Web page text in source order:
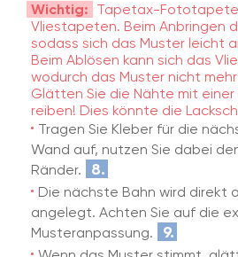
Wichtig: Tapetax-
Vliestapeten. Beim Anbringen
sodass sich das Muster leicht
Beim Ablösen kann sich das
wodurch das Muster nicht
Glätten Sie die Nähte mit
reiben! Dies könnte die
Tragen Sie Kleber für die
Wand auf, nutzen Sie dabei
Ränder.
8.
Die nächste Bahn wird direkt
angelegt. Achten Sie auf die
Musteranpassung.
9.